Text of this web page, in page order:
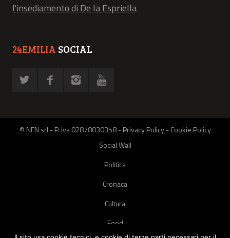
l'insediamento di De la Espriella
24EMILIA SOCIAL
© NFN srl - P. Iva 02878030358 -Privacy Policy-Cookie Policy
Social Wall
Politica
Cronaca
Cultura
Food